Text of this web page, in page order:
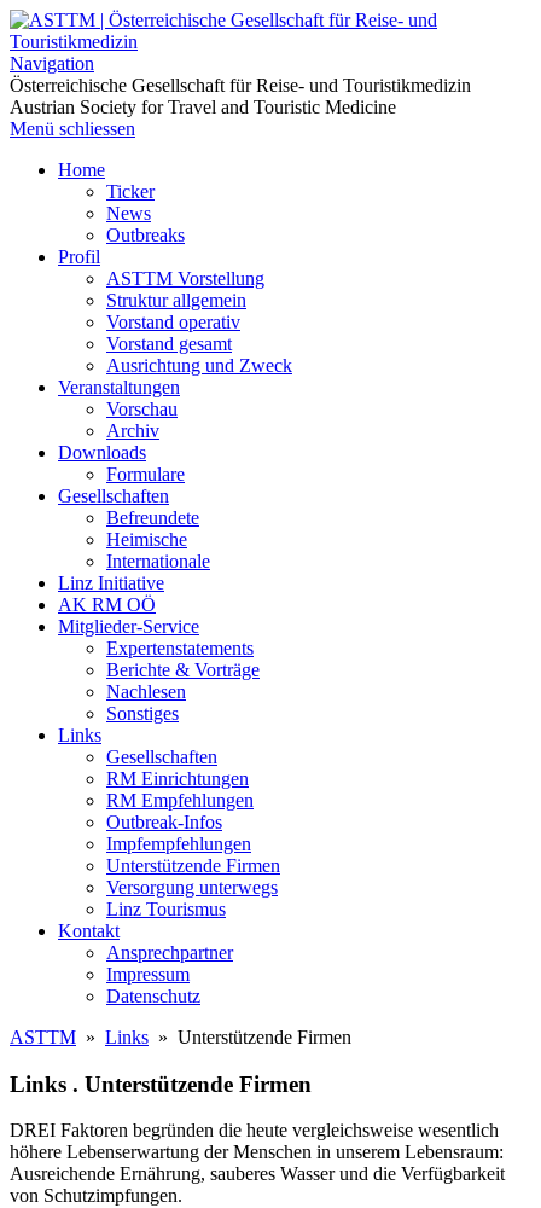
Navigation
Österreichische Gesellschaft für Reise- und Touristikmedizin
Austrian Society for Travel and Touristic Medicine
Menü schliessen
Home
Ticker
News
Outbreaks
Profil
ASTTM Vorstellung
Struktur allgemein
Vorstand operativ
Vorstand gesamt
Ausrichtung und Zweck
Veranstaltungen
Vorschau
Archiv
Downloads
Formulare
Gesellschaften
Befreundete
Heimische
Internationale
Linz Initiative
AK RM OÖ
Mitglieder-Service
Expertenstatements
Berichte & Vorträge
Nachlesen
Sonstiges
Links
Gesellschaften
RM Einrichtungen
RM Empfehlungen
Outbreak-Infos
Impfempfehlungen
Unterstützende Firmen
Versorgung unterwegs
Linz Tourismus
Kontakt
Ansprechpartner
Impressum
Datenschutz
ASTTM » Links » Unterstützende Firmen
Links . Unterstützende Firmen
DREI Faktoren begründen die heute vergleichsweise wesentlich
höhere Lebenserwartung der Menschen in unserem Lebensraum:
Ausreichende Ernährung, sauberes Wasser und die Verfügbarkeit
von Schutzimpfungen.